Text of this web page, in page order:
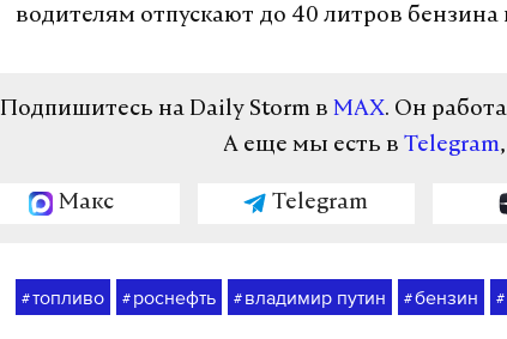
водителям отпускают до 40 литров бензина
Подпишитесь на Daily Storm в MAX. Он
А еще мы есть в Telegram,
Макс Telegram
#топливо # роснефть # владимир путин #бензин #